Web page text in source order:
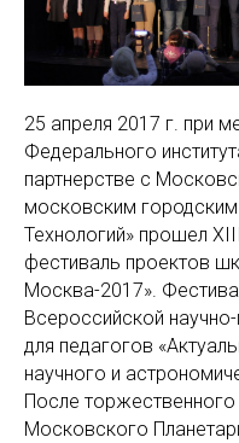
25 апреля 2017 г. при
Федерального
партнерстве с
московским
Технологий» прошел
фестиваль проектов
Москва-2017».
Всероссийской
для педагогов
научного и
После торжественного
Московского